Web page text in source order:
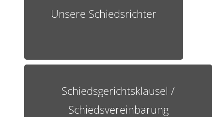
Unsere Schiedsrichter
Schiedsgerichtsklausel /
Schiedsvereinbarung